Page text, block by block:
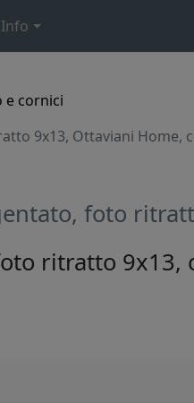
Info
e cornici
9x13, Ottaviani Home,
foto
ritratto 9x13,